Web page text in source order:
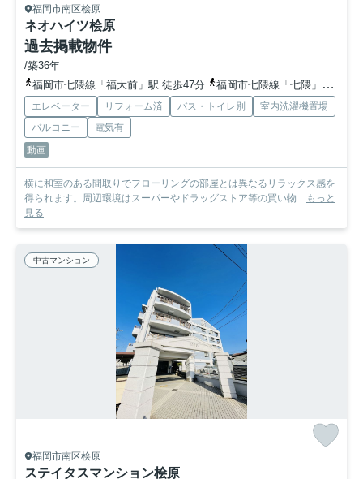
福岡市南区桧原
ネオハイツ桧原
過去掲載物件
/築36年
福岡市七隈線「福大前」駅 徒歩47分
福岡市七隈線「七隈」駅 徒歩56分
エレベーター リフォーム済 バス・トイレ別
室内洗濯機置場
バルコニー
電気有
動画
横に和室のある間取りでフローリングの部屋とは異なるリラックス感を
得られます。周辺環境はスーパーやドラッグストア等の買い物...
もっと
見る
中古マンション
福岡市南区桧原
ステイタスマンション桧原